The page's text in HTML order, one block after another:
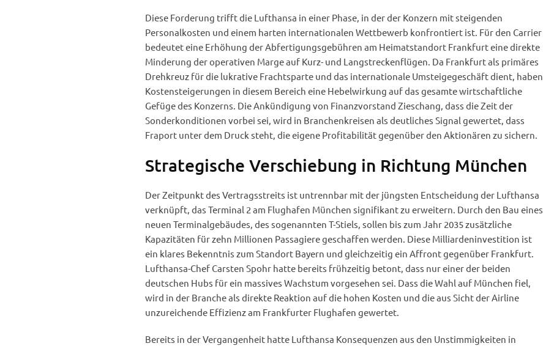
Diese Forderung trifft die Lufthansa in einer Phase, in der der Konzern mit steigenden
Personalkosten und einem harten internationalen Wettbewerb konfrontiert ist. Für den Carrier
bedeutet eine Erhöhung der Abfertigungsgebühren am Heimatstandort Frankfurt eine direkte
Minderung der operativen Marge auf Kurz- und Langstreckenflügen. Da Frankfurt als primäres
Drehkreuz für die lukrative Frachtsparte und das internationale Umsteigegeschäft dient, haben
Kostensteigerungen in diesem Bereich eine Hebelwirkung auf das gesamte wirtschaftliche
Gefüge des Konzerns. Die Ankündigung von Finanzvorstand Zieschang, dass die Zeit der
Sonderkonditionen vorbei sei, wird in Branchenkreisen als deutliches Signal gewertet, dass
Fraport unter dem Druck steht, die eigene Profitabilität gegenüber den Aktionären zu sichern.
Strategische Verschiebung in Richtung München
Der Zeitpunkt des Vertragsstreits ist untrennbar mit der jüngsten Entscheidung der Lufthansa
verknüpft, das Terminal 2 am Flughafen München signifikant zu erweitern. Durch den Bau eines
neuen Terminalgebäudes, des sogenannten T-Stiels, sollen bis zum Jahr 2035 zusätzliche
Kapazitäten für zehn Millionen Passagiere geschaffen werden. Diese Milliardeninvestition ist
ein klares Bekenntnis zum Standort Bayern und gleichzeitig ein Affront gegenüber Frankfurt.
Lufthansa-Chef Carsten Spohr hatte bereits frühzeitig betont, dass nur einer der beiden
deutschen Hubs für ein massives Wachstum vorgesehen sei. Dass die Wahl auf München fiel,
wird in der Branche als direkte Reaktion auf die hohen Kosten und die aus Sicht der Airline
unzureichende Effizienz am Frankfurter Flughafen gewertet.
Bereits in der Vergangenheit hatte Lufthansa Konsequenzen aus den Unstimmigkeiten in